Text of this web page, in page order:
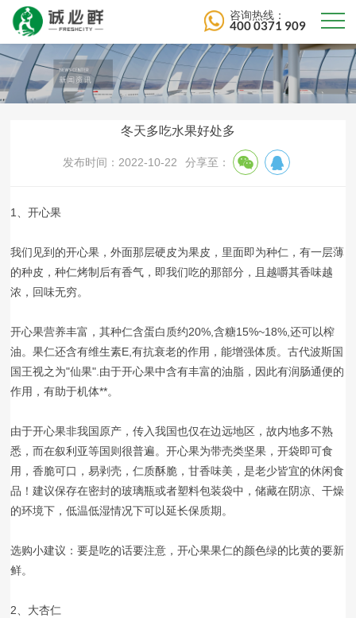
咨询热线：
400 0371 909
冬天多吃水果好处多
发布时间：2022-10-22 分享至：
1、开心果
我们见到的开心果，外面那层硬皮为果皮，里面即为种仁，有一层薄
的种皮，种仁烤制后有香气，即我们吃的那部分，且越嚼其香味越
浓，回味无穷。
开心果营养丰富，其种仁含蛋白质约20%,含糖15%~18%,还可以榨
油。果仁还含有维生素E,有抗衰老的作用，能增强体质。古代波斯国
国王视之为"仙果".由于开心果中含有丰富的油脂，因此有润肠通便的
作用，有助于机体**。
由于开心果非我国原产，传入我国也仅在边远地区，故内地多不熟
悉，而在叙利亚等国则很普遍。开心果为带壳类坚果，开袋即可食
用，香脆可口，易剥壳，仁质酥脆，甘香味美，是老少皆宜的休闲食
品！建议保存在密封的玻璃瓶或者塑料包装袋中，储藏在阴凉、干燥
的环境下，低温低湿情况下可以延长保质期。
选购小建议：要是吃的话要注意，开心果果仁的颜色绿的比黄的要新
鲜。
2、大杏仁